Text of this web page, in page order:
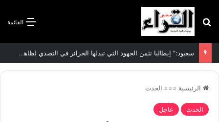
القائمة بحث عن
سعيود:” إيطاليا تثمن الجهود التي تبذلها الجزائر في التصدي لظاهرة الهجرة غير الشرعية”
الرئيسية === الحدث
الحدث عاجل